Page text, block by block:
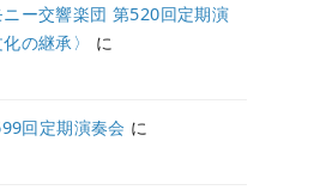
ー交響楽団 第520回定期演
の継承〉
に
回定期演奏会 に